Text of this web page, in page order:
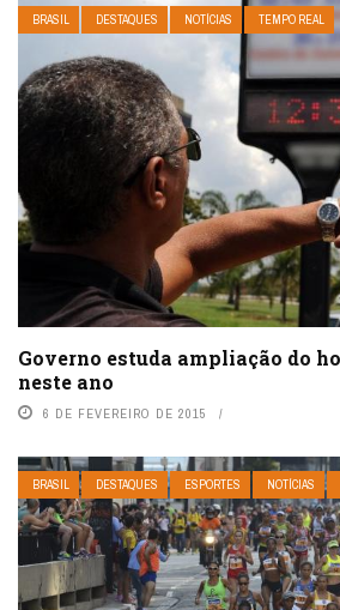
BRASIL DESTAQUES NOTÍCIAS TEMPO REAL
Governo estuda ampliação do
neste ano
6 DE FEVEREIRO DE 2015
BRASIL DESTAQUES ESPORTES NOTÍCIAS